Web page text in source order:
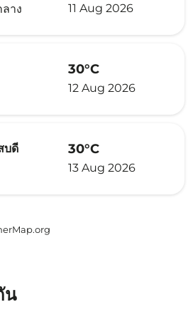
าง
11 Aug 2026
30°C
12 Aug 2026
บดี
30°C
13 Aug 2026
น